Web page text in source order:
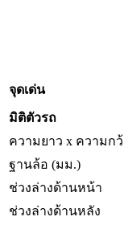
จุดเด่น
มิติตัวรถ
ความยาว x ความก
ฐานล้อ (มม.)
ช่วงล่างด้านหน้า
ช่วงล่างด้านหลัง